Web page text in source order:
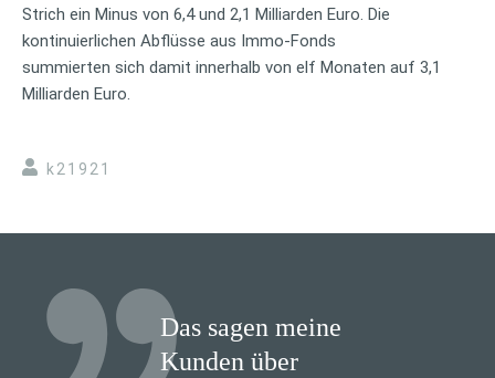
Strich ein Minus von 6,4 und 2,1 Milliarden Euro. Die
kontinuierlichen Abflüsse aus Immo-Fonds
summierten sich damit innerhalb von elf Monaten auf 3,1
Milliarden Euro.
k21921
Das sagen meine
Kunden über